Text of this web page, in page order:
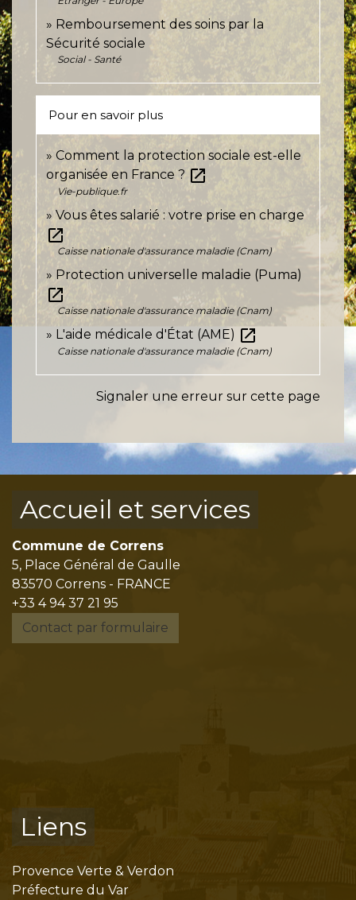
Remboursement des soins par la
Sécurité sociale
Social - Santé
Pour en savoir plus
Comment la protection sociale est-elle
organisée en France ? open_in_new
Vie-publique.fr
Vous êtes salarié : votre prise en charge
open_in_new
Caisse nationale d'assurance maladie (Cnam)
Protection universelle maladie (Puma)
open_in_new
Caisse nationale d'assurance maladie (Cnam)
L'aide médicale d'État (AME) open_in_new
Caisse nationale d'assurance maladie (Cnam)
Signaler une erreur sur cette page
Accueil et services
Commune de Correns
5, Place Général de Gaulle
83570 Correns - FRANCE
+33 4 94 37 21 95
Contact par formulaire
Liens
Provence Verte & Verdon
Préfecture du Var